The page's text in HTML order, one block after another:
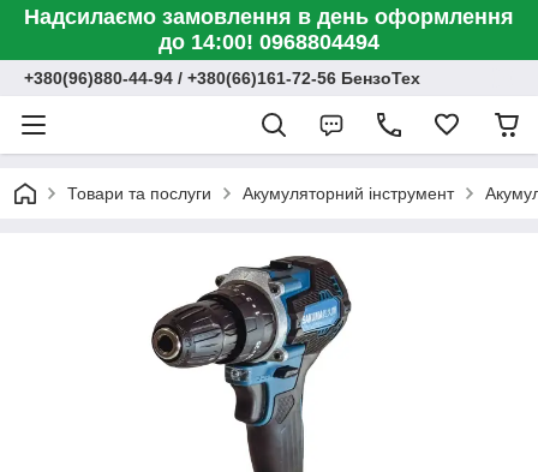
Надсилаємо замовлення в день оформлення
до 14:00! 0968804494
+380(96)880-44-94 / +380(66)161-72-56 БензоТех
Товари та послуги Акумуляторний інструмент